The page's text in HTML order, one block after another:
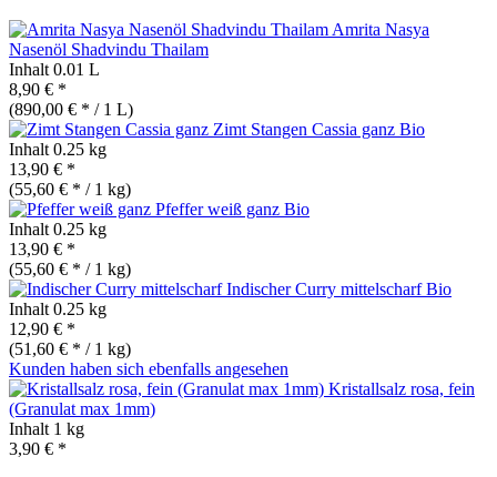
Amrita Nasya
Nasenöl Shadvindu Thailam
Inhalt 0.01 L
8,90 € *
(890,00 € * / 1 L)
Zimt Stangen Cassia ganz Bio
Inhalt 0.25 kg
13,90 € *
(55,60 € * / 1 kg)
Pfeffer weiß ganz Bio
Inhalt 0.25 kg
13,90 € *
(55,60 € * / 1 kg)
Indischer Curry mittelscharfBio
Inhalt 0.25 kg
12,90 € *
(51,60 € * / 1 kg)
Kunden haben sich ebenfalls angesehen
Kristallsalz rosa, fein
(Granulat max 1mm)
Inhalt 1 kg
3,90 € *